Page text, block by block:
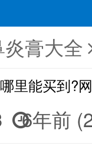
膏大全
里能买到?
6年前